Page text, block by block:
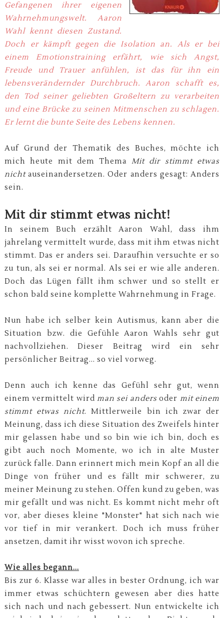
Gefangenen ihrer eigenen
Wahrnehmungswelt. Aaron
Wahl kennt diesen Zustand.
Doch er kämpft gegen die Isolation an. Als er bei
einem Emotionstraining erfährt, wie sich Angst,
Freude und Trauer anfühlen, ist das für ihn ein
lebensverändernder Durchbruch. Aaron schafft es,
den Tod seiner geliebten Großeltern zu verarbeiten
und eine Brücke zu seinen Mitmenschen zu schlagen.
Er lernt die bunte Seite des Lebens kennen.
Auf Grund der Thematik des Buches, möchte ich
mich heute mit dem Thema Mit dir stimmt etwas
nichtauseinandersetzen. Oder anders gesagt: Anders
sein.
Mit dir stimmt etwas nicht!
In seinem Buch erzählt Aaron Wahl, dass ihm
jahrelang vermittelt wurde, dass mit ihm etwas nicht
stimmt. Das er anders sei. Daraufhin versuchte er so
zu tun, als sei er normal. Als sei er wie alle anderen.
Doch das Lügen fällt ihm schwer und so stellt er
schon bald seine komplette Wahrnehmung in Frage.
Nun habe ich selber kein Autismus, kann aber die
Situation bzw. die Gefühle Aaron Wahls sehr gut
nachvollziehen. Dieser Beitrag wird ein sehr
persönlicher Beitrag... so viel vorweg.
Denn auch ich kenne das Gefühl sehr gut, wenn
einem vermittelt wirdman sei andersoder mit einem
stimmt etwas nicht. Mittlerweile bin ich zwar der
Meinung, dass ich diese Situation des Zweifels hinter
mir gelassen habe und so bin wie ich bin, doch es
gibt auch noch Momente, wo ich in alte Muster
zurück falle. Dann erinnert mich mein Kopf an all die
Dinge von früher und es fällt mir schwerer, zu
meiner Meinung zu stehen. Offen kund zu geben, was
mir gefällt und was nicht. Es kommt nicht mehr oft
vor, aber dieses kleine "Monster" hat sich nach wie
vor tief in mir verankert. Doch ich muss früher
ansetzen, damit ihr wisst wovon ich spreche.
Wie alles begann...
Bis zur 6. Klasse war alles in bester Ordnung, ich war
immer etwas schüchtern gewesen aber dies hatte
sich nach und nach gebessert. Nun entwickelte ich